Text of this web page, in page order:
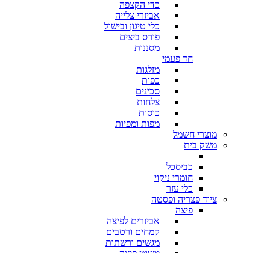
כדי הקצפה
אביזרי צלייה
כלי טיגון ובישול
פורס ביצים
מסננות
חד פעמי
מזלגות
כפות
סכינים
צלחות
כוסות
מפות ומפיות
מוצרי חשמל
משק בית
כביסכל
חומרי ניקוי
כלי עזר
ציוד פצריה ופסטה
פיצה
אביזרים לפיצה
קמחים ורטבים
מגשים ורשתות